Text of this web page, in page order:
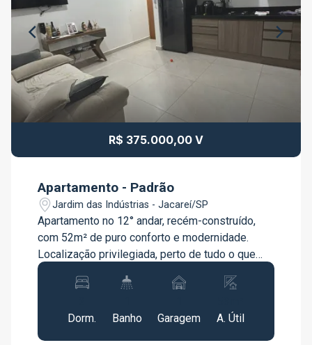
R$ 375.000,00 V
Apartamento - Padrão
Jardim das Indústrias - Jacareí/SP
Apartamento no 12° andar, recém-construído,
com 52m² de puro conforto e modernidade.
Localização privilegiada, perto de tudo o que
você precisa: supermercados, escolas,
restaurantes e mais. O condomínio oferece uma
cinema exclusivo, salão de festas e jogos, horta
e bicicletas compartilhadas para facilitar o seu
Dorm.
Banho
Garagem
A. Útil